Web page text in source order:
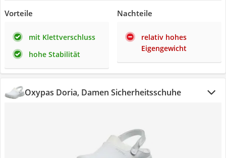
Vorteile
mit Klettverschluss
hohe Stabilität
Nachteile
relativ hohes
Eigengewicht
Oxypas Doria, Damen Sicherheitsschuhe